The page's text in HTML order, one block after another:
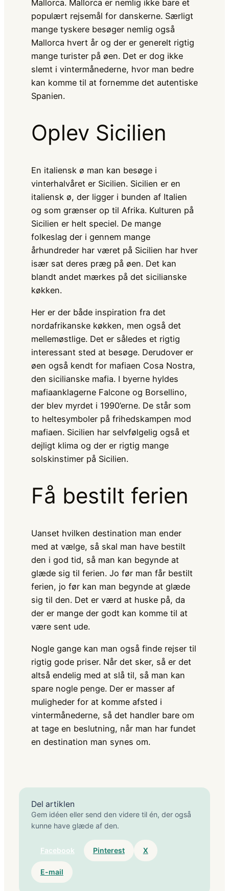
Mallorca. Mallorca er nemlig ikke bare et
populært rejsemål for danskerne. Særligt
mange tyskere besøger nemlig også
Mallorca hvert år og der er generelt rigtig
mange turister på øen. Det er dog ikke
slemt i vintermånederne, hvor man bedre
kan komme til at fornemme det autentiske
Spanien.
Oplev Sicilien
En italiensk ø man kan besøge i
vinterhalvåret er Sicilien. Sicilien er en
italiensk ø, der ligger i bunden af Italien
og som grænser op til Afrika. Kulturen på
Sicilien er helt speciel. De mange
folkeslag der i gennem mange
århundreder har været på Sicilien har hver
især sat deres præg på øen. Det kan
blandt andet mærkes på det sicilianske
køkken.
Her er der både inspiration fra det
nordafrikanske køkken, men også det
mellemøstlige. Det er således et rigtig
interessant sted at besøge. Derudover er
øen også kendt for mafiaen Cosa Nostra,
den sicilianske mafia. I byerne hyldes
mafiaanklagerne Falcone og Borsellino,
der blev myrdet i 1990’erne. De står som
to heltesymboler på frihedskampen mod
mafiaen. Sicilien har selvfølgelig også et
dejligt klima og der er rigtig mange
solskinstimer på Sicilien.
Få bestilt ferien
Uanset hvilken destination man ender
med at vælge, så skal man have bestilt
den i god tid, så man kan begynde at
glæde sig til ferien. Jo før man får bestilt
ferien, jo før kan man begynde at glæde
sig til den. Det er værd at huske på, da
der er mange der godt kan komme til at
være sent ude.
Nogle gange kan man også finde rejser til
rigtig gode priser. Når det sker, så er det
altså endelig med at slå til, så man kan
spare nogle penge. Der er masser af
muligheder for at komme afsted i
vintermånederne, så det handler bare om
at tage en beslutning, når man har fundet
en destination man synes om.
Del artiklen
Gem idéen eller send den videre til én, der også
kunne have glæde af den.
Facebook Pinterest X
E-mail